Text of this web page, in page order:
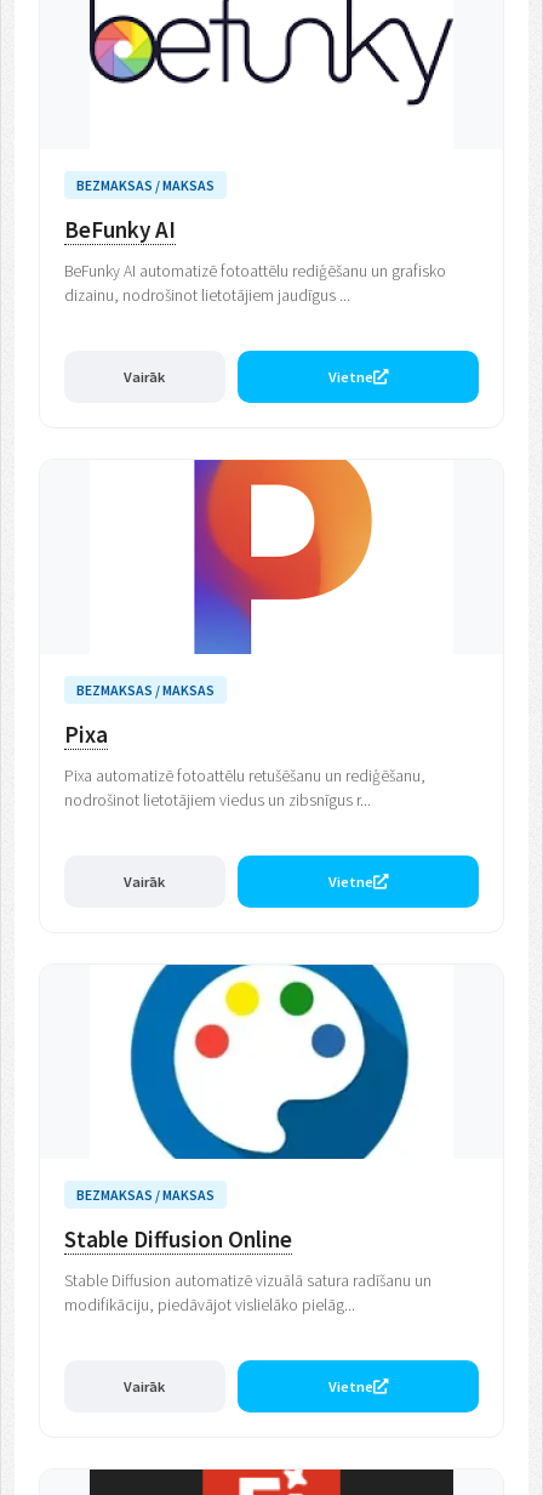
BEZMAKSAS / MAKSAS
BeFunky AI
BeFunky AI automatizē fotoattēlu rediģēšanu un grafisko
dizainu, nodrošinot lietotājiem jaudīgus ...
Vairāk Vietne
BEZMAKSAS / MAKSAS
Pixa
Pixa automatizē fotoattēlu retušēšanu un rediģēšanu,
nodrošinot lietotājiem viedus un zibsnīgus r...
Vairāk Vietne
BEZMAKSAS / MAKSAS
Stable Diffusion Online
Stable Diffusion automatizē vizuālā satura radīšanu un
modifikāciju, piedāvājot vislielāko pielāg...
Vairāk Vietne